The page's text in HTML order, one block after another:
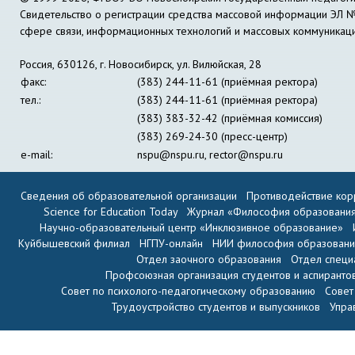
Свидетельство о регистрации средства массовой информации
сфере связи, информационных технологий и массовых
Россия, 630126, г. Новосибирск, ул. Вилюйская, 28
факс:
(383) 244-11-61 (приёмная ректора)
тел.:
(383) 244-11-61 (приёмная ректора)
(383) 383-32-42 (приёмная комиссия)
(383) 269-24-30 (пресс-центр)
e-mail:
nspu@nspu.ru, rector@nspu.ru
Сведения об образовательной организации
Противодействие
Science for Education Today
Журнал «Философия
Научно-образовательный центр «Инклюзивное образование»
Куйбышевский филиал
НГПУ-онлайн
НИИ философия
Отдел заочного образования
Отдел
Профсоюзная организация студентов и
Совет по психолого-педагогическому образованию
Трудоустройство студентов и выпускников